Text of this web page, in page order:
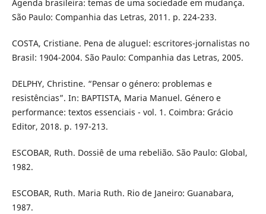
Agenda brasileira: temas de uma sociedade em mudança.
São Paulo: Companhia das Letras, 2011. p. 224-233.
COSTA, Cristiane. Pena de aluguel: escritores-jornalistas no
Brasil: 1904-2004. São Paulo: Companhia das Letras, 2005.
DELPHY, Christine. “Pensar o género: problemas e
resistências”. In: BAPTISTA, Maria Manuel. Género e
performance: textos essenciais - vol. 1. Coimbra: Grácio
Editor, 2018. p. 197-213.
ESCOBAR, Ruth. Dossiê de uma rebelião. São Paulo: Global,
1982.
ESCOBAR, Ruth. Maria Ruth. Rio de Janeiro: Guanabara,
1987.